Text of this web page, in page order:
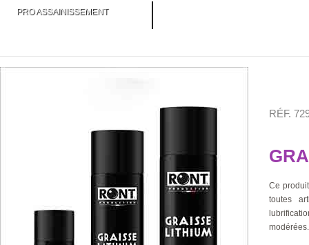
PRO ASSAINISSEMENT
RÉF.
Ce
toutes